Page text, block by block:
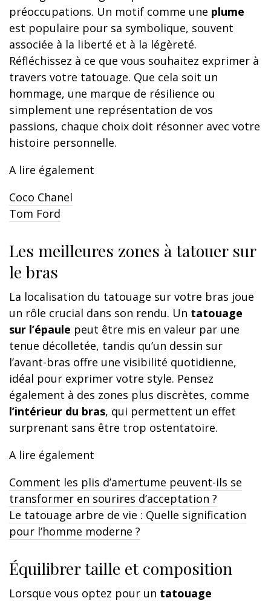
préoccupations. Un motif comme une plume
est populaire pour sa symbolique, souvent
associée à la liberté et à la légèreté.
Réfléchissez à ce que vous souhaitez exprimer à
travers votre tatouage. Que cela soit un
hommage, une marque de résilience ou
simplement une représentation de vos
passions, chaque choix doit résonner avec votre
histoire personnelle.
A lire également
Coco Chanel
Tom Ford
Les meilleures zones à tatouer sur
le bras
La localisation du tatouage sur votre bras joue
un rôle crucial dans son rendu. Un tatouage
sur l’épaule peut être mis en valeur par une
tenue décolletée, tandis qu’un dessin sur
l’avant-bras offre une visibilité quotidienne,
idéal pour exprimer votre style. Pensez
également à des zones plus discrètes, comme
l’intérieur du bras, qui permettent un effet
surprenant sans être trop ostentatoire.
A lire également
Comment les plis d’amertume peuvent-ils se
transformer en sourires d’acceptation ?
Le tatouage arbre de vie : Quelle signification
pour l’homme moderne ?
Équilibrer taille et composition
Lorsque vous optez pour un tatouage